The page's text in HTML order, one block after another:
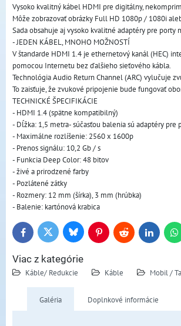
Vysoko kvalitný kábel HDMI pre digitálny,
Môže zobrazovať obrázky Full HD 1080p / 1080i
Sada obsahuje aj vysoko kvalitné adaptéry pre
- JEDEN KÁBEL, MNOHO MOŽNOSTÍ
V štandarde HDMI 1.4 je ethernetový kanál (HEC)
pomocou Internetu bez ďalšieho sieťového kábla.
Technológia Audio Return Channel (ARC) vylučuje
To zaisťuje, že zvukové pripojenie bude fungovať
TECHNICKÉ ŠPECIFIKÁCIE
- HDMI 1.4 (spätne kompatibilný)
- Dĺžka: 1,5 metra- súčasťou balenia sú adaptéry
- Maximálne rozlíšenie: 2560 x 1600p
- Prenos signálu: 10,2 Gb / s
- Funkcia Deep Color: 48 bitov
- živé a prirodzené farby
- Pozlátené zátky
- Rozmery: 12 mm (šírka), 3 mm (hrúbka)
- Balenie: kartónová krabica
FacebookTwitter BlueskyPinterestReddit LinkedIn
Viac z kategórie
Káble/ Redukcie Káble Mobil /
Galéria Doplnkové informácie